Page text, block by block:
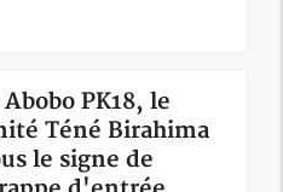
PK18, le
Téné Birahima
le signe de